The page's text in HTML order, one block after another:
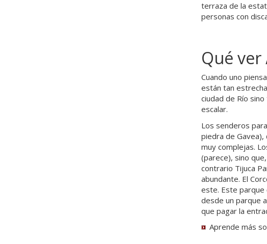
terraza de la
personas con
Qué
Cuando uno
están tan
ciudad de Río
escalar.
Los senderos
piedra de Gavea),
muy complejas.
(parece), sino
contrario Tijuca
abundante. El
este. Este parque
desde un parque
que pagar la
Aprende más